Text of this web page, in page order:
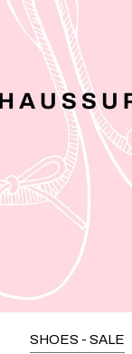
SHOES - SALE